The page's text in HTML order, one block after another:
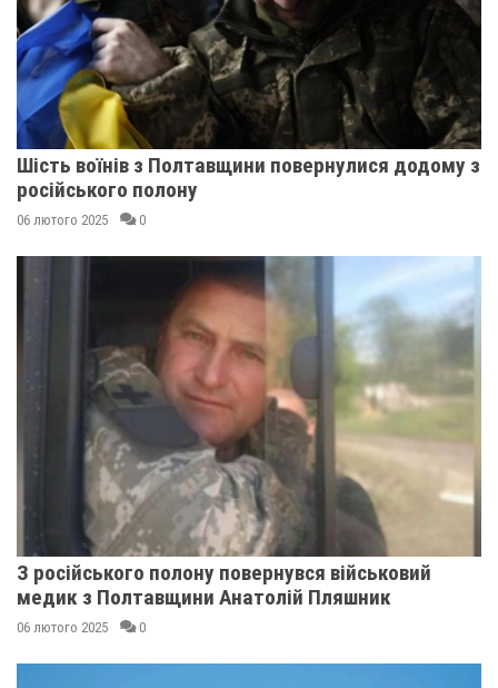
Шість воїнів з Полтавщини повернулися додому з
російського полону
06 лютого 2025 0
З російського полону повернувся військовий
медик з Полтавщини Анатолій Пляшник
06 лютого 2025 0